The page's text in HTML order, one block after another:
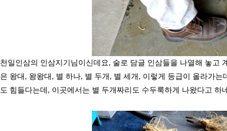
천일인삼의 인삼지기님이신데요, 술로 담글 인삼들을 나열해 놓고
은 왕대, 왕왕대, 별 하나, 별 두개, 별 세개, 이렇게 등급이 올라가
도 힘들다는데, 이곳에서는 별 두개짜리도 수두룩하게 나왔다고 하